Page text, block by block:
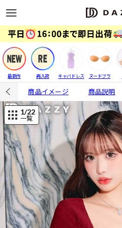
最新作 再入荷 キャバドレス ヌードブラ
商品イメージ 商品説明
1/22
一覧